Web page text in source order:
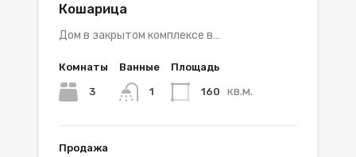
Кошарица
Дом в закрытом комплексе в…
Комнаты
3
Ванные
1
Площадь
160 кв.м.
Продажа